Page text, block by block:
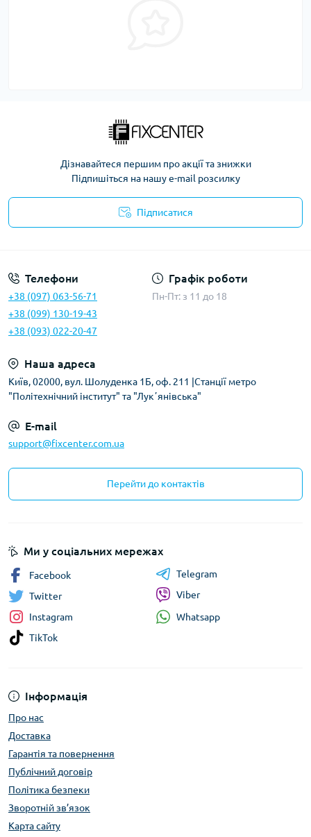
Дізнавайтеся першим про акції та знижки
Підпишіться на нашу e-mail розсилку
Підписатися
Телефони
+38 (097) 063-56-71
+38 (099) 130-19-43
+38 (093) 022-20-47
Графік роботи
Пн-Пт: з 11 до 18
Наша адреса
Київ, 02000, вул. Шолуденка 1Б, оф. 211 |Станції метро
"Політехнічний інститут" та "Лукʼянівська"
E-mail
support@fixcenter.com.ua
Перейти до контактів
Інформація
Про нас
Доставка
Гарантія та повернення
Публічний договір
Політика безпеки
Зворотній зв’язок
Карта сайту
Ми у соціальних мережах
Facebook
Twitter
Instagram
TikTok
Telegram
Viber
Whatsapp